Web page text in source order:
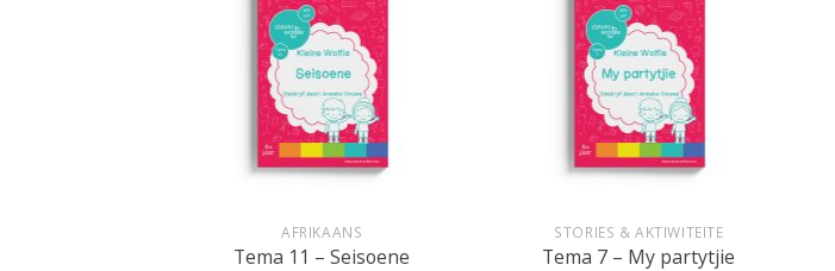
AFRIKAANS
Tema 11 – Seisoene
STORIES & AKTIWITEITE
Tema 7 – My partytjie